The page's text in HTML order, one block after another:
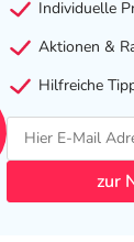
Individuelle
Aktionen &
Hilfreiche
zur